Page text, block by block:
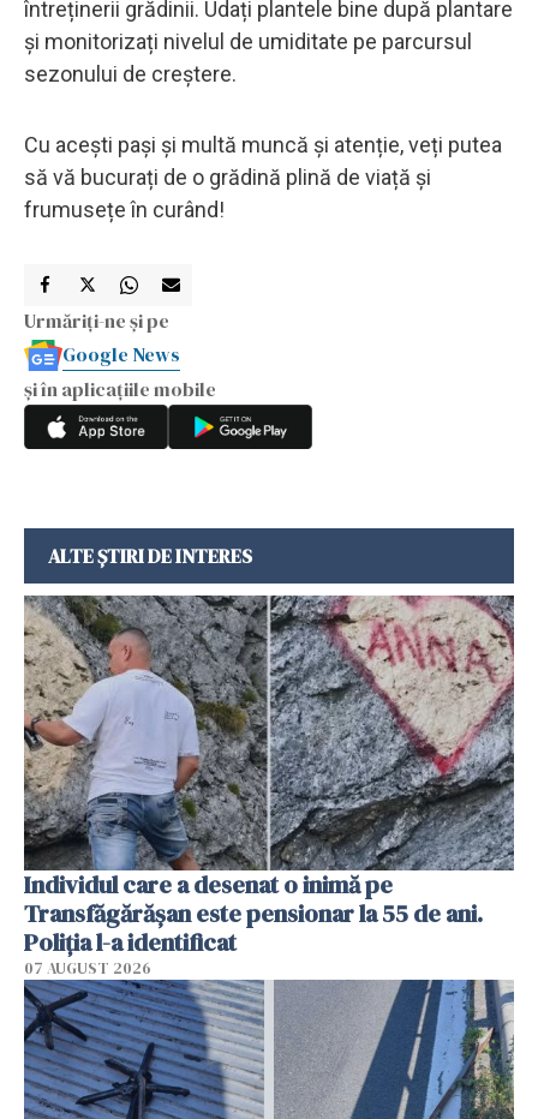
întreținerii grădinii. Udați plantele bine după plantare
și monitorizați nivelul de umiditate pe parcursul
sezonului de creștere.
Cu acești pași și multă muncă și atenție, veți putea
să vă bucurați de o grădină plină de viață și
frumusețe în curând!
Urmăriți-ne și pe
Google News
și în aplicațiile mobile
ALTE ȘTIRI DE INTERES
Individul care a desenat o inimă pe
Transfăgărășan este pensionar la 55 de ani.
Poliția l-a identificat
07 AUGUST 2026